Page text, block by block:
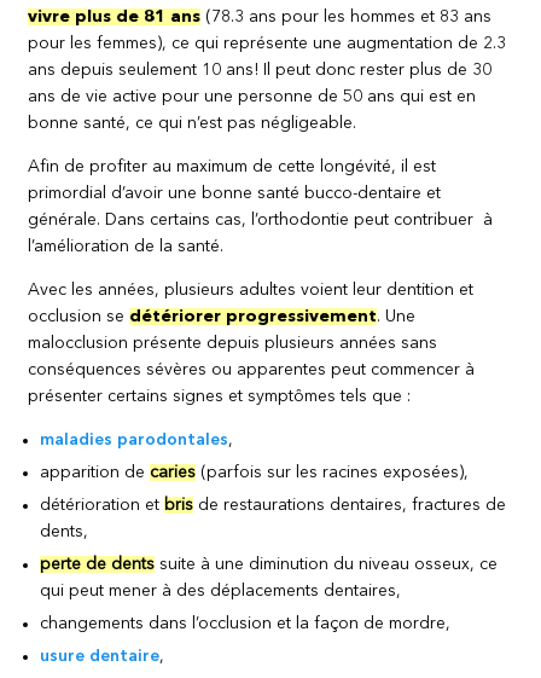
vivre plus de 81 ans (78.3 ans pour les hommes et 83 ans
pour les femmes), ce qui représente une augmentation de 2.3
ans depuis seulement 10 ans! Il peut donc rester plus de 30
ans de vie active pour une personne de 50 ans qui est en
bonne santé, ce qui n’est pas négligeable.
Afin de profiter au maximum de cette longévité, il est
primordial d’avoir une bonne santé bucco-dentaire et
générale. Dans certains cas, l’orthodontie peut contribuer à
l’amélioration de la santé.
Avec les années, plusieurs adultes voient leur dentition et
occlusion se détériorer progressivement. Une
malocclusion présente depuis plusieurs années sans
conséquences sévères ou apparentes peut commencer à
présenter certains signes et symptômes tels que :
maladies parodontales,
apparition de caries (parfois sur les racines exposées),
détérioration et bris de restaurations dentaires, fractures de
dents,
perte de dents suite à une diminution du niveau osseux, ce
qui peut mener à des déplacements dentaires,
changements dans l’occlusion et la façon de mordre,
usure dentaire,